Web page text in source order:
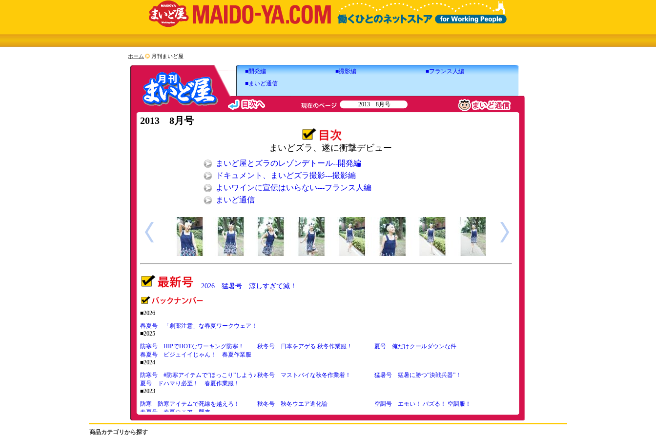
ホーム 月刊まいど屋
■開発編 ■撮影編
■フランス人編
■まいど通信
2013 8月号
2013 8月号
まいどズラ、遂に衝撃デビュー
まいど屋とズラのレゾンデトール--開発編
ドキュメント、まいどズラ撮影---撮影編
よいワインに宣伝はいらない---フランス人編
まいど通信
2026 猛暑号 涼しすぎて滅！
■2026
春夏号 「劇薬注意」な春夏ワークウェア！
■2025
防寒号 HIPでHOTなワーキング防寒！
秋冬号 日本をアゲる 秋冬作業服！
夏号 俺だけクールダウンな件
春夏号 ビジュイイじゃん！ 春夏作業服
■2024
防寒号 #防寒アイテムで“ほっこり”しよう♪ 秋冬号 マストバイな秋冬作業着！
猛暑号 猛暑に勝つ“決戦兵器”！
夏号 ドハマり必至！ 春夏作業服！
■2023
防寒 防寒アイテムで死線を越えろ！
秋冬号 秋冬ウエア進化論
空調号 エモい！ バズる！ 空調服！
春夏号 春夏ウエア、襲来
■2022
12月号 防寒するは我にあり
商品カテゴリから探す